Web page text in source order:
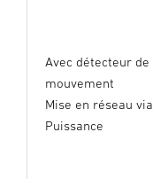
Avec détecteur de
mouvement
Mise en réseau via
Puissance